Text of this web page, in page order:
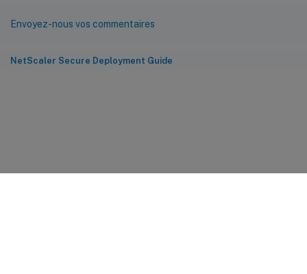
Envoyez-nous vos commentaires
NetScaler Secure Deployment Guide